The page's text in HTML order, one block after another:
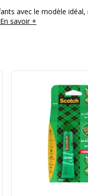
avec le modèle
savoir +